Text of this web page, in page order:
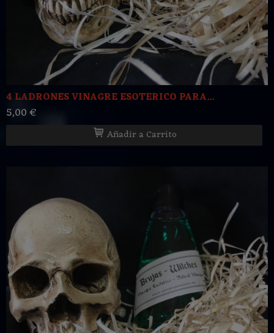
4 LADRONES VINAGRE ESOTERICO PARA...
5,00 €
Añadir a Carrito